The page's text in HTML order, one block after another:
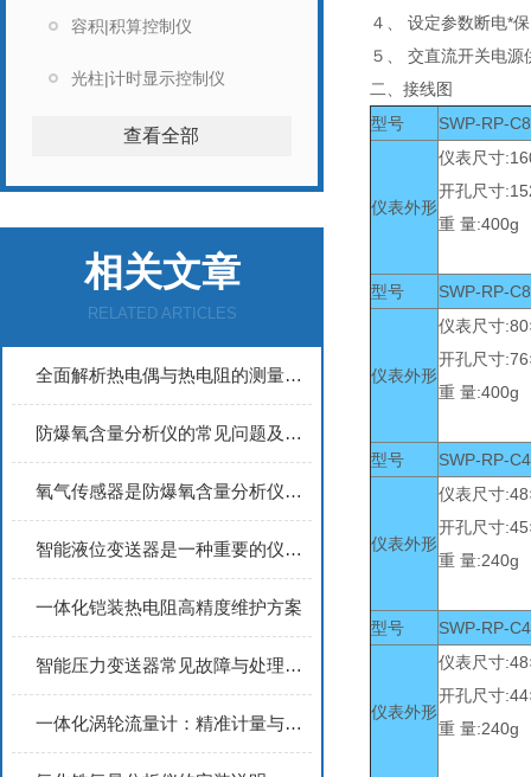
容积|积算控制仪
光柱|计时显示控制仪
查看全部
相关文章
RELATED ARTICLES
全面解析热电偶与热电阻的测量原理及应用特性
防爆氧含量分析仪的常见问题及解决方法
氧气传感器是防爆氧含量分析仪的核心组件
智能液位变送器是一种重要的仪器设备
一体化铠装热电阻高精度维护方案
智能压力变送器常见故障与处理办法
一体化涡轮流量计：精准计量与高效应用的理想选择
４、 设定参数断电*
５、 交直流开关电源
二、接线图
型号
SWP-RP-
仪表外形
仪表尺寸
开孔尺寸
重 量:400g
型号 SWP-RP-
仪表外形
仪表尺寸
开孔尺寸
重 量:400g
型号 SWP-RP-
仪表外形
仪表尺寸
开孔尺寸
重 量:240g
型号 SWP-RP-
仪表外形
仪表尺寸
开孔尺寸
重 量:240g